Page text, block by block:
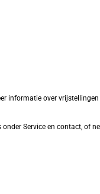
informatie over
Service en contact, of